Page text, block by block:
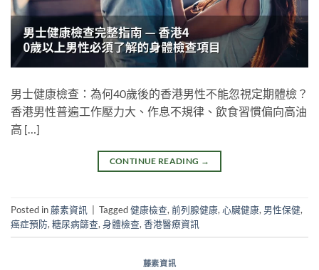
男士健康檢查：為何40歲後的香港男性不能忽視定期體檢？
香港男性普遍工作壓力大、作息不規律、飲食習慣偏向高油
高 […]
CONTINUE READING →
Posted in藤素資訊 Tagged健康檢查,前列腺健康,心臟健康, 男性保健,
癌症預防,糖尿病篩查,身體檢查,香港醫療資訊
藤素資訊